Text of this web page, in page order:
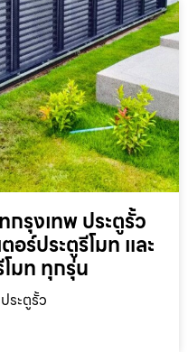
กรุงเทพ ประตูรั้ว
ร์ประตูรีโมท และ
มท ทุกรุ่น
ระตูรั้ว